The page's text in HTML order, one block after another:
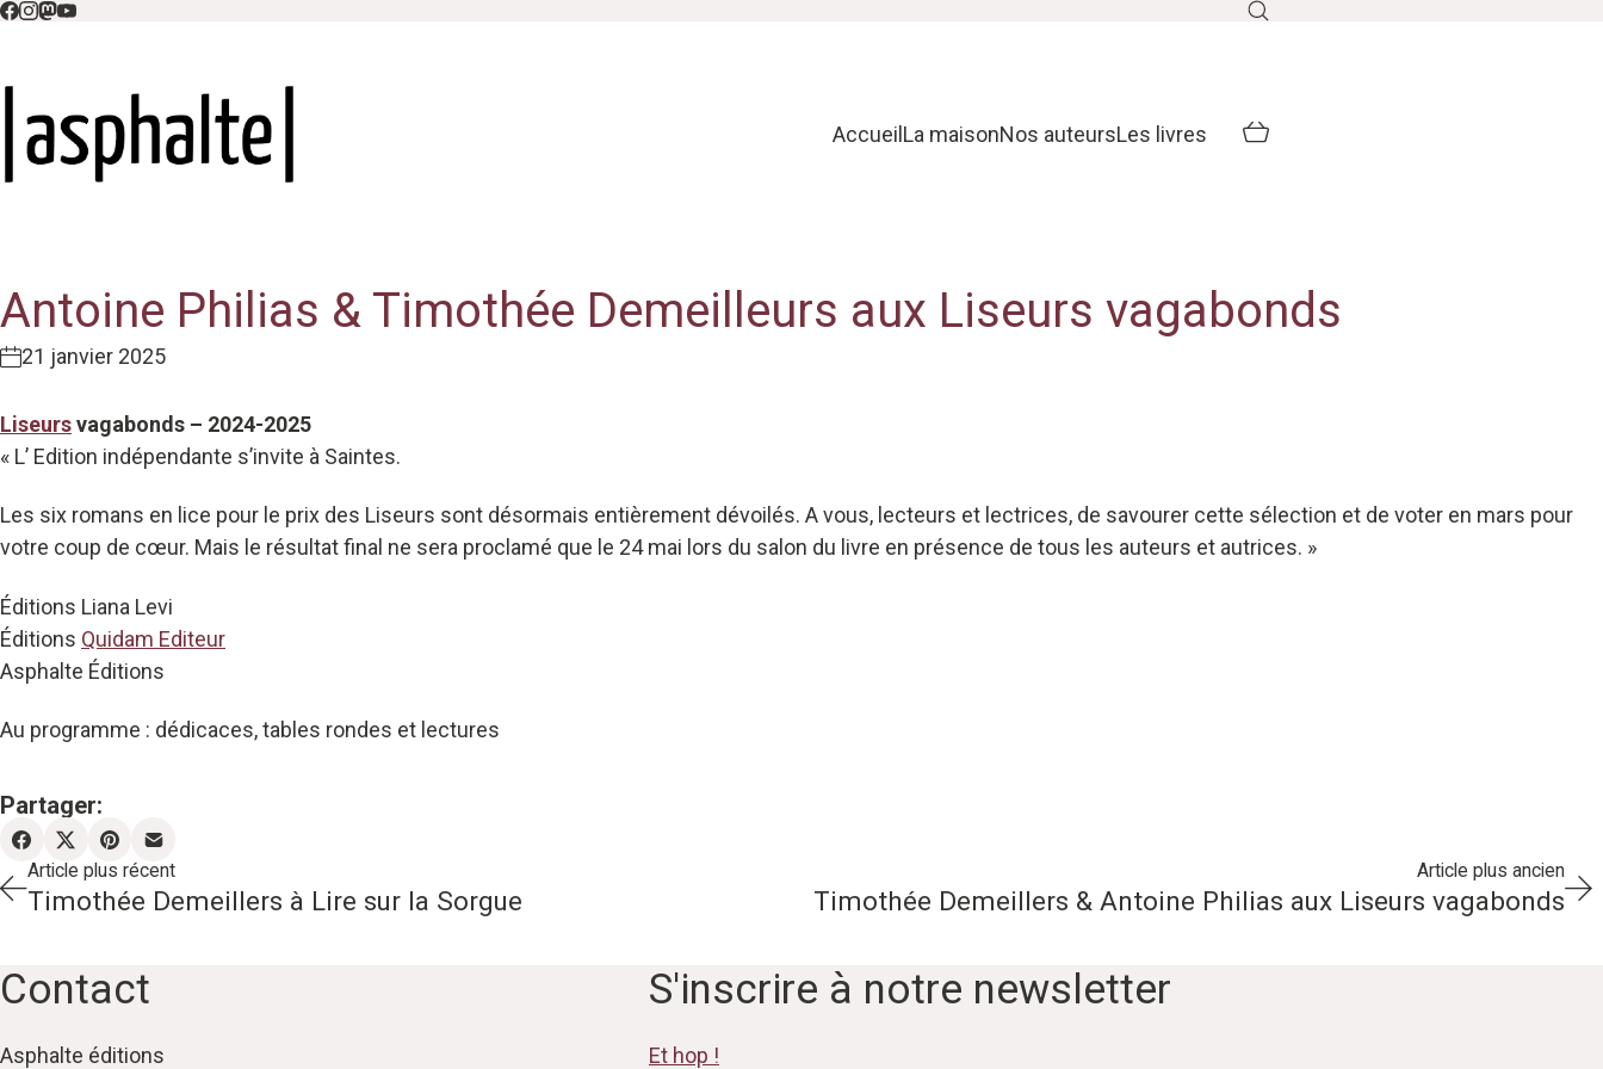
Accueil La maisonNos auteursLes livres
Antoine Philias & Timothée Demeilleurs aux Liseurs vagabonds
21 janvier 2025
Liseursvagabonds – 2024-2025
« L’ Edition indépendante s’invite à Saintes.
Les six romans en lice pour le prix des Liseurs sont désormais entièrement dévoilés. A vous, lecteurs et lectrices, de savourer cette sélection et de voter en mars pour
votre coup de cœur. Mais le résultat final ne sera proclamé que le 24 mai lors du salon du livre en présence de tous les auteurs et autrices. »
Éditions Liana Levi
Éditions Quidam Editeur
Asphalte Éditions
Au programme : dédicaces, tables rondes et lectures
Partager:
Timothée Demeillers & Antoine Philias aux Liseurs vagabonds
Article plus ancien
Timothée Demeillers à Lire sur la Sorgue
Article plus récent
Contact
Asphalte éditions
S'inscrire à notre newsletter
Et hop !